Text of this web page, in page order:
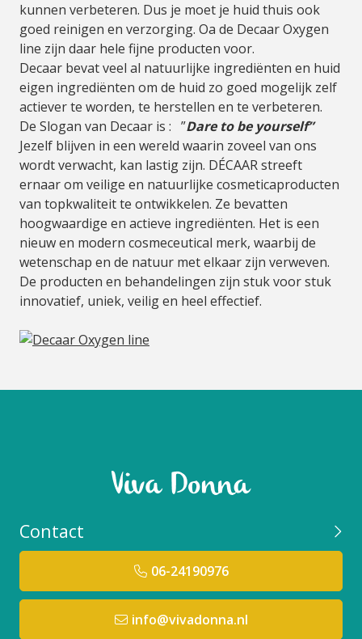
kunnen verbeteren. Dus je moet je huid thuis ook
goed reinigen en verzorging. Oa de Decaar Oxygen
line zijn daar hele fijne producten voor.
Decaar bevat veel al natuurlijke ingrediënten en huid
eigen ingrediënten om de huid zo goed mogelijk zelf
actiever te worden, te herstellen en te verbeteren.
De Slogan van Decaar is : ”Dare to be yourself”
Jezelf blijven in een wereld waarin zoveel van ons
wordt verwacht, kan lastig zijn. DÉCAAR streeft
ernaar om veilige en natuurlijke cosmeticaproducten
van topkwaliteit te ontwikkelen. Ze bevatten
hoogwaardige en actieve ingrediënten. Het is een
nieuw en modern cosmeceutical merk, waarbij de
wetenschap en de natuur met elkaar zijn verweven.
De producten en behandelingen zijn stuk voor stuk
innovatief, uniek, veilig en heel effectief.
Contact
06-24190976
info@vivadonna.nl